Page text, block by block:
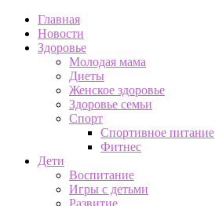
Главная
Новости
Здоровье
Молодая мама
Диеты
Женское здоровье
Здоровье семьи
Спорт
Спортивное питание
Фитнес
Дети
Воспитание
Игры с детьми
Развитие